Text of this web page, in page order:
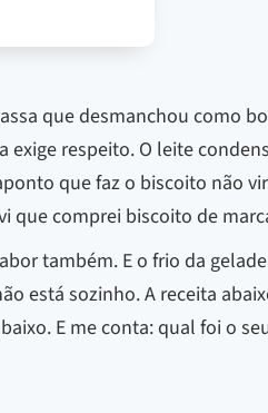
que desmanchou como
exige respeito. O leite
que faz o biscoito não
que comprei biscoito de
também. E o frio da
está sozinho. A receita
E me conta: qual foi o